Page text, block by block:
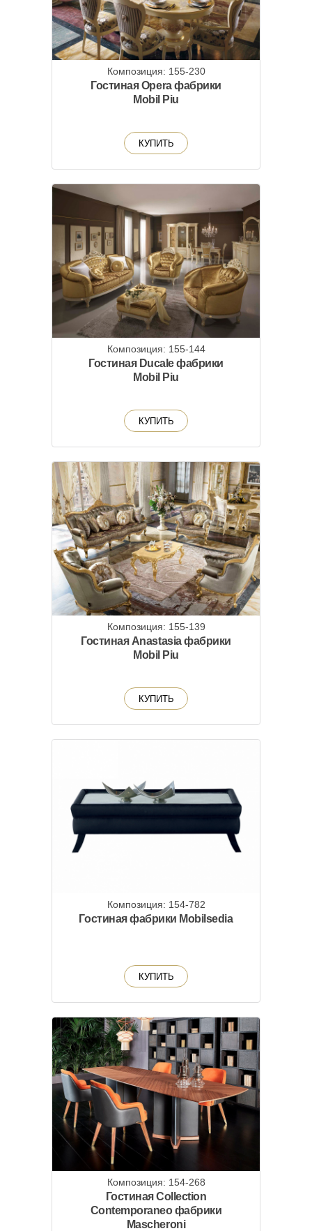
Композиция: 155-230
Гостиная Opera фабрики
Mobil Piu
КУПИТЬ
Композиция: 155-144
Гостиная Ducale фабрики
Mobil Piu
КУПИТЬ
Композиция: 155-139
Гостиная Anastasia фабрики
Mobil Piu
КУПИТЬ
Композиция: 154-782
Гостиная фабрики Mobilsedia
КУПИТЬ
Композиция: 154-268
Гостиная Collection
Contemporaneo фабрики
Mascheroni